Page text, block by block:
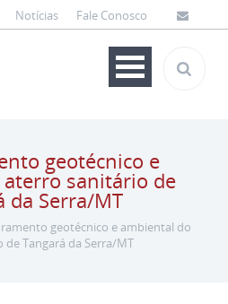
Notícias Fale Conosco
geotécnico e
sanitário de
da Serra/MT
geotécnico e ambiental do
Tangará da Serra/MT